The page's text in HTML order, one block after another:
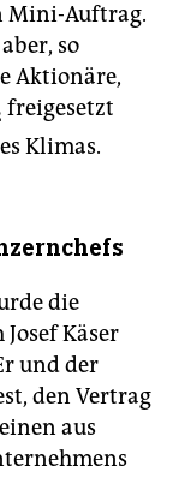
Mini-Auftrag.
so
Aktionäre,
freigesetzt
Klimas.
die
Käser
und der
den Vertrag
aus